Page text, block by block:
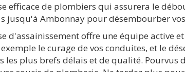
efficace de plombiers qui assurera le
jusqu'à Ambonnay pour désembourber
d'assainissement offre une équipe active
le curage de vos conduites, et le
les plus brefs délais et de qualité.